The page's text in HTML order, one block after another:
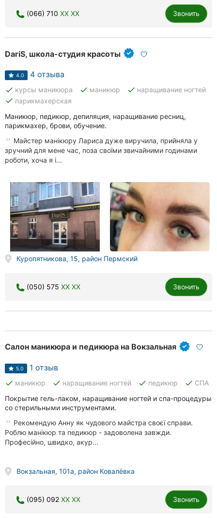
(066) 710 XX XX Звонить
DariS, школа-студия красоты
4.0 4 отзыва
done курсы маникюра done маникюр done наращивание ногтей
done парикмахерская
Маникюр, педикюр, депиляция, наращивание ресниц,
парикмахер, брови, обучение.
Майстер манікюру Лариса дуже виручила, прийняла у
зручний для мене час, поза своїми звичайними годинами
роботи, хоча я і...
Куропятникова, 15, район Пермский
(050) 575 XX XX Звонить
Салон маникюра и педикюра на Вокзальная
5.0 1 отзыв
done маникюр done наращивание ногтей done педикюр done СПА
Покрытие гель-лаком, наращивание ногтей и спа-процедуры
со стерильными инструментами.
Рекомендую Анну як чудового майстра своєї справи.
Роблю манікюр та педикюр - задоволена завжди.
Професійно, швидко, акур...
Вокзальная, 101а, район Ковалёвка
(095) 092 XX XX Звонить